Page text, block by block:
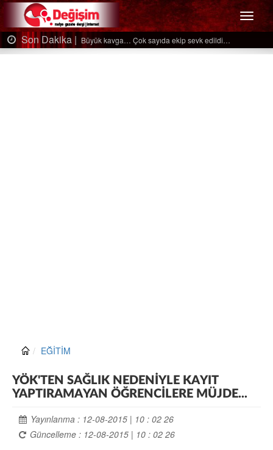
Menü
ekip sevk edildi… Son Dakika |Ağaçtan düştü…
EĞİTİM
YÖK'TEN SAĞLIK NEDENİYLE KAYIT
YAPTIRAMAYAN ÖĞRENCİLERE MÜJDE...
Yayınlanma : 12-08-2015 | 10 : 02 26
Güncelleme : 12-08-2015 | 10 : 02 26